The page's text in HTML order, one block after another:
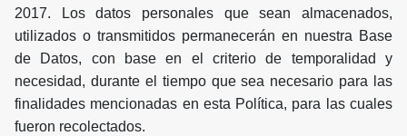
2017. Los datos personales que sean almacenados,
utilizados o transmitidos permanecerán en nuestra Base
de Datos, con base en el criterio de temporalidad y
necesidad, durante el tiempo que sea necesario para las
finalidades mencionadas en esta Política, para las cuales
fueron recolectados.